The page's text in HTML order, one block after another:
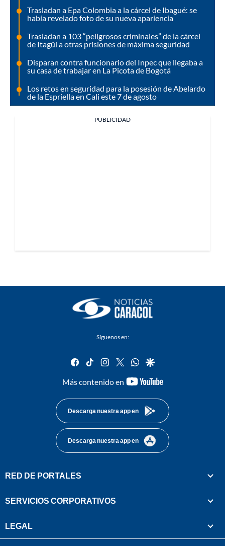
Trasladan a Epa Colombia a la cárcel de Ibagué: se
había revelado foto de su nueva apariencia
Trasladan a 103 “peligrosos criminales” de la cárcel
de Itagüí a otras prisiones de máxima seguridad
Disparan contra funcionario del Inpec que llegaba a
su casa de trabajar en La Picota de Bogotá
Los retos en seguridad para la posesión de Abelardo
de la Espriella en Cali este 7 de agosto
PUBLICIDAD
Síguenos en:
facebook
tiktok instagram
twitterwhatsapp
google
Más contenido en
youtube-
Descarga nuestra app en
Descarga nuestra app en
RED DE PORTALES
SERVICIOS CORPORATIVOS
LEGAL